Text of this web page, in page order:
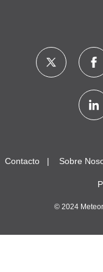
Contacto Sobre
© 2024